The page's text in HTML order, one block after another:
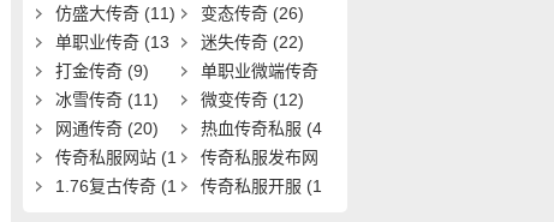
(9)仿盛大传奇 (11) 变态传奇 (26)
单职业传奇 (13
1)
迷失传奇 (22)
打金传奇 (9)
单职业微端传奇
(9)
冰雪传奇 (11) 微变传奇 (12)
网通传奇 (20) 热血传奇私服 (4
0)
传奇私服网站 (1
9)
传奇私服发布网
(11)
1.76复古传奇 (1
传奇私服开服 (1